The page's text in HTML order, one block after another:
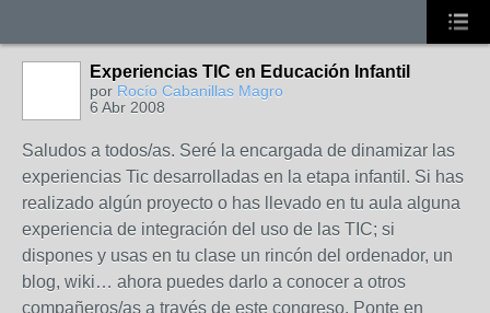
Experiencias TIC en Educación Infantil
por Rocío Cabanillas Magro
6 Abr 2008
Saludos a todos/as. Seré la encargada de dinamizar las
experiencias Tic desarrolladas en la etapa infantil. Si has
realizado algún proyecto o has llevado en tu aula alguna
experiencia de integración del uso de las TIC; si
dispones y usas en tu clase un rincón del ordenador, un
blog, wiki… ahora puedes darlo a conocer a otros
compañeros/as a través de este congreso. Ponte en